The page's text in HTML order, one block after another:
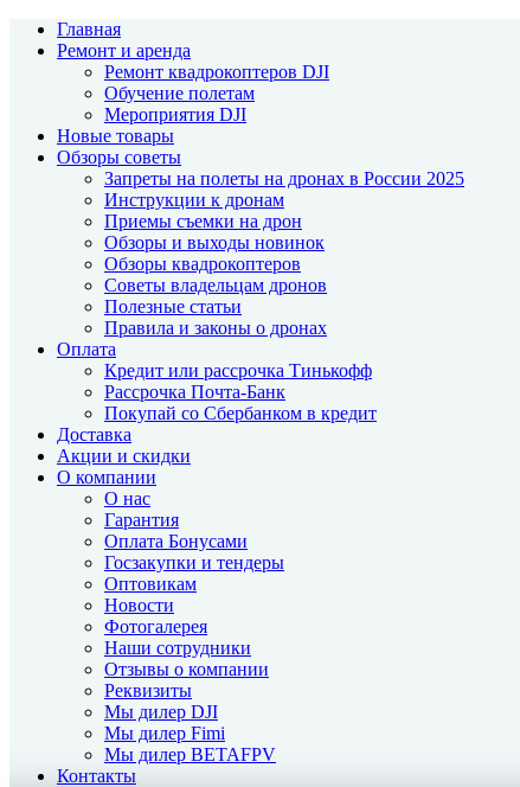
Главная
Ремонт и аренда
Ремонт квадрокоптеров DJI
Обучение полетам
Мероприятия DJI
Новые товары
Обзоры советы
Запреты на полеты на дронах в России 2025
Инструкции к дронам
Приемы съемки на дрон
Обзоры и выходы новинок
Обзоры квадрокоптеров
Советы владельцам дронов
Полезные статьи
Правила и законы о дронах
Оплата
Кредит или рассрочка Тинькофф
Рассрочка Почта-Банк
Покупай со Сбербанком в кредит
Доставка
Акции и скидки
О компании
О нас
Гарантия
Оплата Бонусами
Госзакупки и тендеры
Оптовикам
Новости
Фотогалерея
Наши сотрудники
Отзывы о компании
Реквизиты
Мы дилер DJI
Мы дилер Fimi
Мы дилер BETAFPV
Контакты